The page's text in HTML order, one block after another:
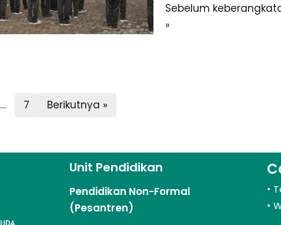
Sebelum
»
… 7 Berikutnya »
Unit Pendidikan
Pendidikan Non-Formal
(Pesantren)
•
•